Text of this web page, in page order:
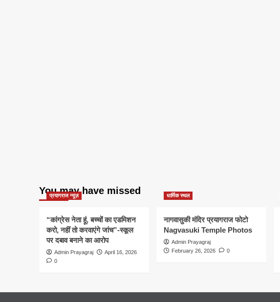
You may have missed
प्रयागराज न्यूज़
“कांग्रेस नेता हूं, बच्चों का एडमिशन
करो, नहीं तो करवाएंगे जांच”-स्कूल
पर दबाव बनाने का आरोप
Admin Prayagraj
April 16, 2026
0
धार्मिक स्थल
नागवासुकी मंदिर प्रयागराज फोटो
Nagvasuki Temple Photos
Admin Prayagraj
February 26, 2026
0